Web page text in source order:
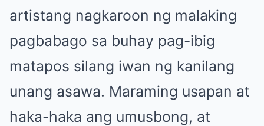
artistang nagkaroon ng malaking
pagbabago sa buhay pag-ibig
matapos silang iwan ng kanilang
unang asawa. Maraming usapan at
haka-haka ang umusbong, at